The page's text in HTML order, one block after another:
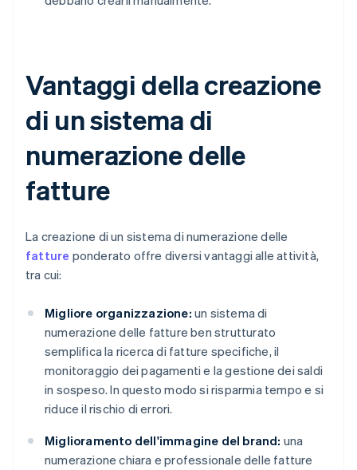
Vantaggi della creazione
di un sistema di
numerazione delle
fatture
La creazione di un sistema di numerazione delle
fatture ponderato offre diversi vantaggi alle attività,
tra cui:
Migliore organizzazione: un sistema di
numerazione delle fatture ben strutturato
semplifica la ricerca di fatture specifiche, il
monitoraggio dei pagamenti e la gestione dei saldi
in sospeso. In questo modo si risparmia tempo e si
riduce il rischio di errori.
Miglioramento dell'immagine del brand: una
numerazione chiara e professionale delle fatture